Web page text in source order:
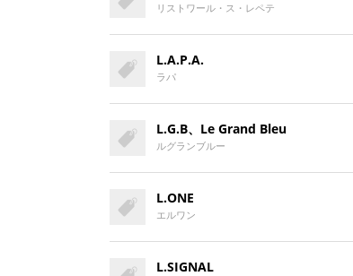
リストワール・ス・レペテ
L.A.P.A.
ラパ
L.G.B、Le Grand Bleu
ルグランブルー
L.ONE
エルワン
L.SIGNAL